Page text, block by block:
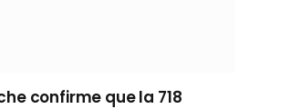
confirme que la 718